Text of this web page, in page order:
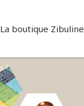
La boutique Zibuline